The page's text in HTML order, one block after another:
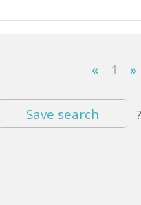
«
1
»
Save search